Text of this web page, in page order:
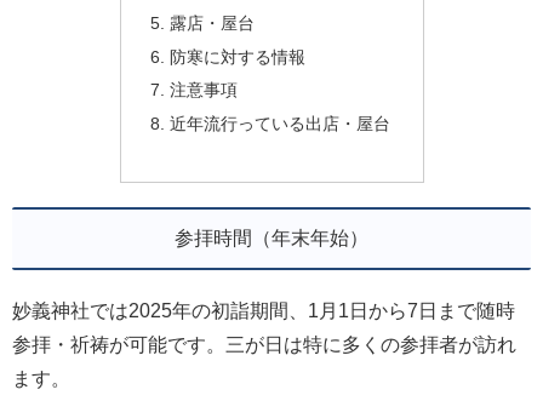
露店・屋台
防寒に対する情報
注意事項
近年流行っている出店・屋台
参拝時間（年末年始）
妙義神社では2025年の初詣期間、1月1日から7日まで随時
参拝・祈祷が可能です。三が日は特に多くの参拝者が訪れ
ます。